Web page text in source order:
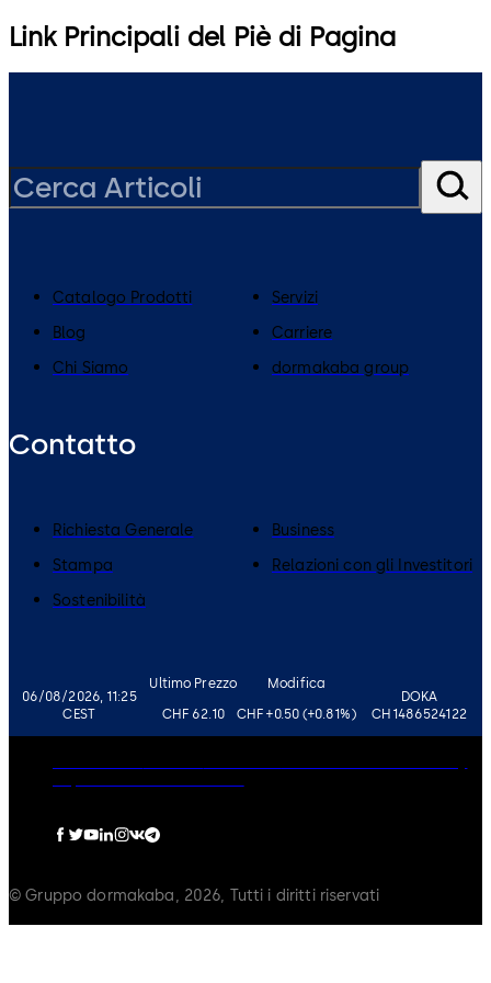
Link Principali del Piè di Pagina
06/08/2026, 11:25
CEST
Ultimo Prezzo
CHF 62.10
Modifica
CHF +0.50 (+0.81%)
DOKA
CH1486524122
Catalogo Prodotti
Servizi
Blog
Carriere
Chi Siamo
dormakaba group
Contatto
Richiesta Generale
Business
Stampa
Relazioni con gli Investitori
Sostenibilità
© Gruppo dormakaba, 2026, Tutti i diritti riservati